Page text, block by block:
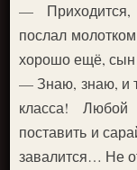
—
послал
хорошо ещё, сын
— Знаю, знаю, и
класса!
поставить и
завалится… Не